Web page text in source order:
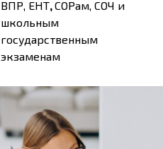
ВПР, ЕНТ, СОРам, СОЧ и
школьным
государственным
экзаменам